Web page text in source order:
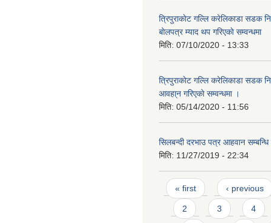
त्रिपुराकाेट गल्लि करेलिकाडा सडक
बाेलपत्र म्याद थप गरिएकाे सम्वन्धमा
मिति: 07/10/2020 - 13:33
त्रिपुराकाेट गल्लि करेलिकाडा सडक
आवहा्न गरिएकाे सम्वन्धमा ।
मिति: 05/14/2020 - 11:56
सिलबन्दी दरभाउ पत्र आहवान
मिति: 11/27/2019 - 22:34
Pages
« first ‹ previous
2 3 4